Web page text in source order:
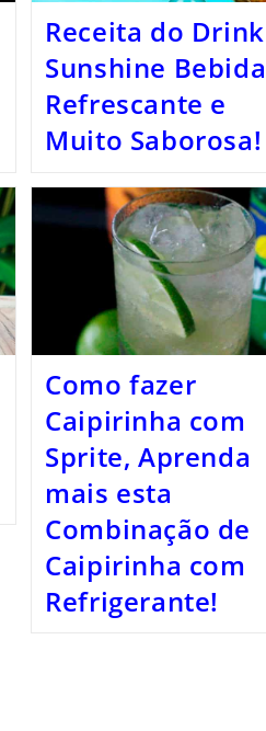
Receita do Drink
Sunshine Bebida
Refrescante e
Muito Saborosa!
Como fazer
Caipirinha com
Sprite, Aprenda
mais esta
Combinação de
Caipirinha com
Refrigerante!